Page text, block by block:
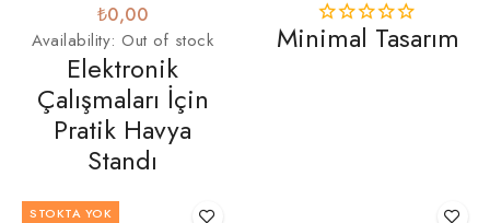
₺0,00
Availability: Out of stock
Elektronik
Çalışmaları İçin
Pratik Havya
Standı
Minimal Tasarım
STOKTA YOK